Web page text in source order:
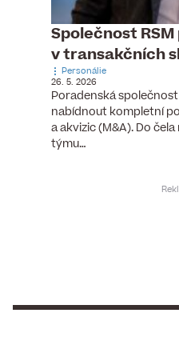
Společnost
v transakčních
Personálie
26. 5. 2026
Poradenská
nabídnout kompletní
a akvizic (M&A). Do
týmu…